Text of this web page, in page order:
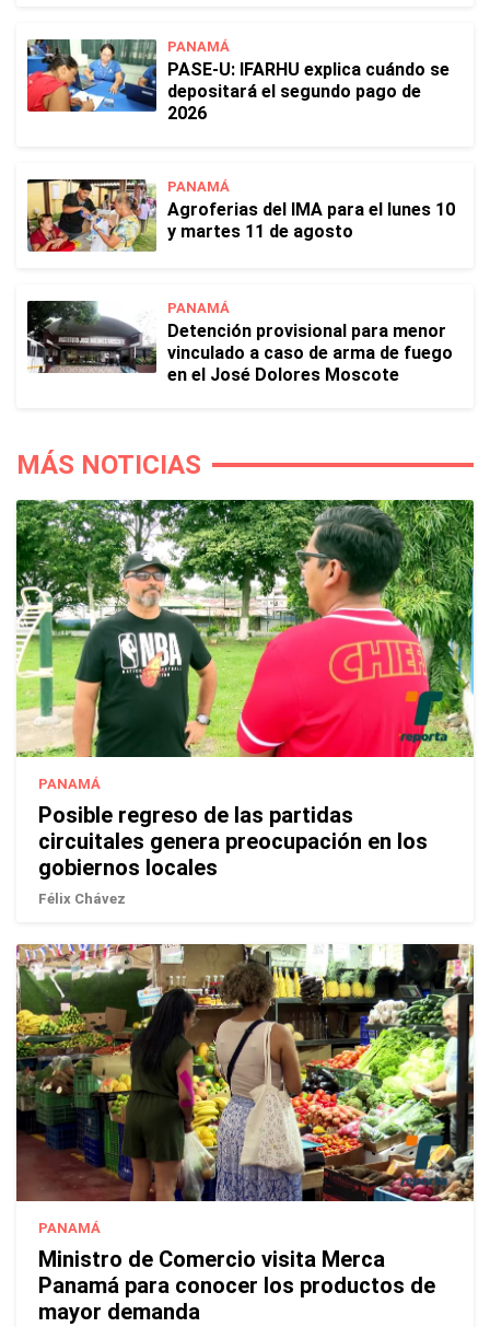
PANAMÁ
PASE-U: IFARHU explica cuándo se
depositará el segundo pago de
2026
PANAMÁ
Agroferias del IMA para el lunes 10
y martes 11 de agosto
PANAMÁ
Detención provisional para menor
vinculado a caso de arma de fuego
en el José Dolores Moscote
MÁS NOTICIAS
PANAMÁ
Posible regreso de las partidas
circuitales genera preocupación en los
gobiernos locales
Félix Chávez
PANAMÁ
Ministro de Comercio visita Merca
Panamá para conocer los productos de
mayor demanda